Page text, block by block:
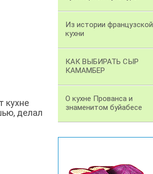
кухне
делал
Из истории французской
кухни
КАК ВЫБИРАТЬ СЫР
КАМАМБЕР
О кухне Прованса и
знаменитом буйабесе